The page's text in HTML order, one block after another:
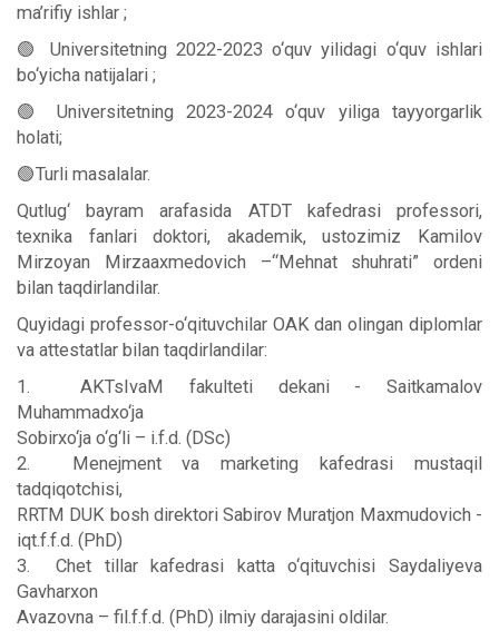
ma’rifiy ishlar ;
🟢 Universitetning 2022-2023 o‘quv yilidagi o‘quv ishlari
bo‘yicha natijalari ;
🟢 Universitetning 2023-2024 o‘quv yiliga tayyorgarlik
holati;
🟢Turli masalalar.
Qutlug‘ bayram arafasida ATDT kafedrasi professori,
texnika fanlari doktori, akademik, ustozimiz Kamilov
Mirzoyan Mirzaaxmedovich –“Mehnat shuhrati” ordeni
bilan taqdirlandilar.
Quyidagi professor-o‘qituvchilar OAK dan olingan diplomlar
va attestatlar bilan taqdirlandilar:
1. AKTsIvaM fakulteti dekani - Saitkamalov
Muhammadxo‘ja
Sobirxo‘ja o‘g‘li – i.f.d. (DSc)
2. Menejment va marketing kafedrasi mustaqil
tadqiqotchisi,
RRTM DUK bosh direktori Sabirov Muratjon Maxmudovich -
iqt.f.f.d. (PhD)
3. Chet tillar kafedrasi katta o‘qituvchisi Saydaliyeva
Gavharxon
Avazovna – fil.f.f.d. (PhD) ilmiy darajasini oldilar.